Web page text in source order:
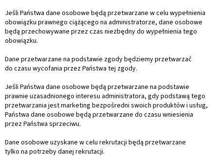
Jeśli Państwa dane osobowe będą przetwarzane w celu wypełnienia
obowiązku prawnego ciążącego na administratorze, dane osobowe
będą przechowywane przez czas niezbędny do wypełnienia tego
obowiązku.
Dane przetwarzane na podstawie zgody będziemy przetwarzać
do czasu wycofania przez Państwa tej zgody.
Jeśli Państwa dane osobowe będą przetwarzane na podstawie
prawnie uzasadnionego interesu administratora, gdy podstawą tego
przetwarzania jest marketing bezpośredni swoich produktów i usług,
Państwa dane osobowe będą przetwarzane do czasu wniesienia
przez Państwa sprzeciwu.
Dane osobowe uzyskane w celu rekrutacji będą przetwarzane
tylko na potrzeby danej rekrutacji.